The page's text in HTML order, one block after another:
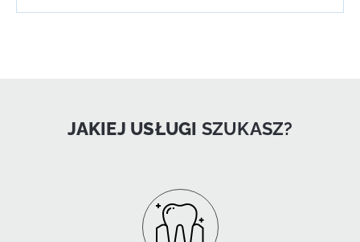
JAKIEJ USŁUGI SZUKASZ?